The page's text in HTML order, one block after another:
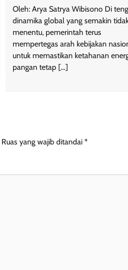
Oleh: Arya Satrya Wibisono Di
dinamika global yang semakin
menentu, pemerintah terus
mempertegas arah kebijakan
untuk memastikan ketahanan
pangan tetap […]
Ruas yang wajib ditandai *